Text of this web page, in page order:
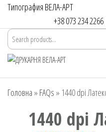
Перейти
контенту
Типография ВЕЛА-АРТ
+38 073 234 2266
друк.
Головна » FAQs » 1440 dpi
1440 dpi